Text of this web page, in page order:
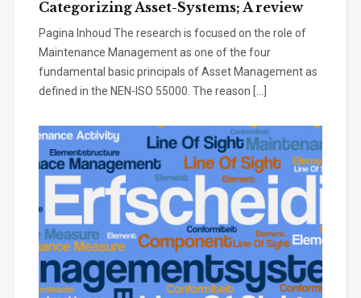
Categorizing Asset-Systems; A review
Pagina Inhoud The research is focused on the role of
Maintenance Management as one of the four
fundamental basic principals of Asset Management as
defined in the NEN-ISO 55000. The reason […]